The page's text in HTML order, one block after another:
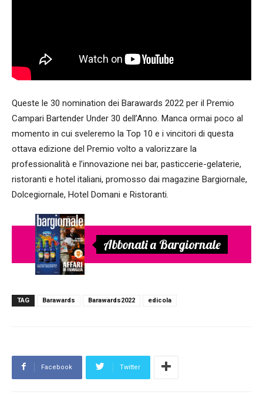
Queste le 30 nomination dei Barawards 2022 per il Premio
Campari Bartender Under 30 dell’Anno. Manca ormai poco al
momento in cui sveleremo la Top 10 e i vincitori di questa
ottava edizione del Premio volto a valorizzare la
professionalità e l’innovazione nei bar, pasticcerie-gelaterie,
ristoranti e hotel italiani, promosso dai magazine Bargiornale,
Dolcegiornale, Hotel Domani e Ristoranti.
Abbonati a Bargiornale
TAG Barawards Barawards2022 edicola
Facebook Twitter